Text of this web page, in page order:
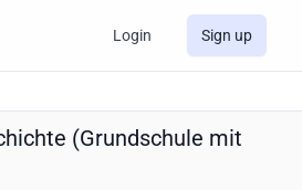
Login Sign up
(Grundschule mit